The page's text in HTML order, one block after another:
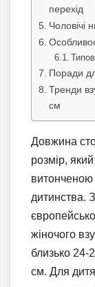
перехід
Чоловічі
Поради
Тренди
см
Довжина
розмір,
витонченою
дитинства.
жіночого
близько 24-
см. Для